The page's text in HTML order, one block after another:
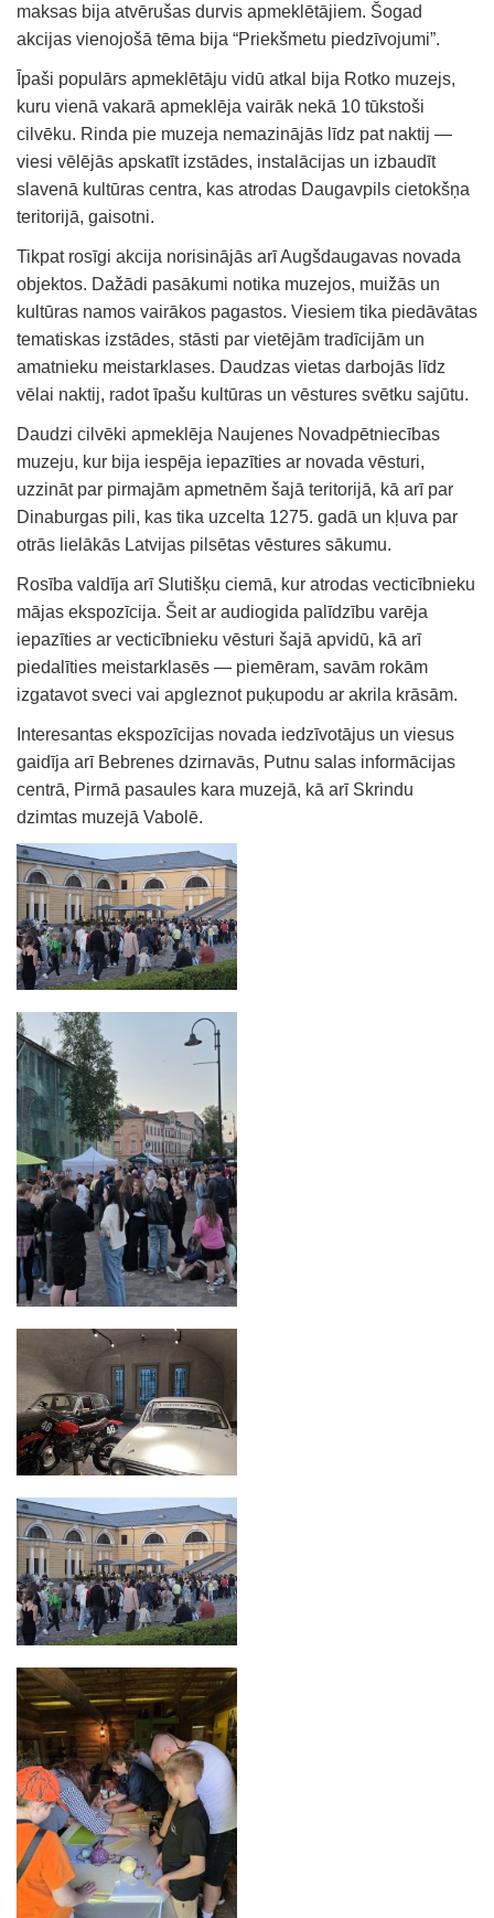
maksas bija atvērušas durvis apmeklētājiem. Šogad
akcijas vienojošā tēma bija “Priekšmetu piedzīvojumi”.
Īpaši populārs apmeklētāju vidū atkal bija Rotko muzejs,
kuru vienā vakarā apmeklēja vairāk nekā 10 tūkstoši
cilvēku. Rinda pie muzeja nemazinājās līdz pat naktij —
viesi vēlējās apskatīt izstādes, instalācijas un izbaudīt
slavenā kultūras centra, kas atrodas Daugavpils cietokšņa
teritorijā, gaisotni.
Tikpat rosīgi akcija norisinājās arī Augšdaugavas novada
objektos. Dažādi pasākumi notika muzejos, muižās un
kultūras namos vairākos pagastos. Viesiem tika piedāvātas
tematiskas izstādes, stāsti par vietējām tradīcijām un
amatnieku meistarklases. Daudzas vietas darbojās līdz
vēlai naktij, radot īpašu kultūras un vēstures svētku sajūtu.
Daudzi cilvēki apmeklēja Naujenes Novadpētniecības
muzeju, kur bija iespēja iepazīties ar novada vēsturi,
uzzināt par pirmajām apmetnēm šajā teritorijā, kā arī par
Dinaburgas pili, kas tika uzcelta 1275. gadā un kļuva par
otrās lielākās Latvijas pilsētas vēstures sākumu.
Rosība valdīja arī Slutišķu ciemā, kur atrodas vecticībnieku
mājas ekspozīcija. Šeit ar audiogida palīdzību varēja
iepazīties ar vecticībnieku vēsturi šajā apvidū, kā arī
piedalīties meistarklasēs — piemēram, savām rokām
izgatavot sveci vai apgleznot puķupodu ar akrila krāsām.
Interesantas ekspozīcijas novada iedzīvotājus un viesus
gaidīja arī Bebrenes dzirnavās, Putnu salas informācijas
centrā, Pirmā pasaules kara muzejā, kā arī Skrindu
dzimtas muzejā Vabolē.